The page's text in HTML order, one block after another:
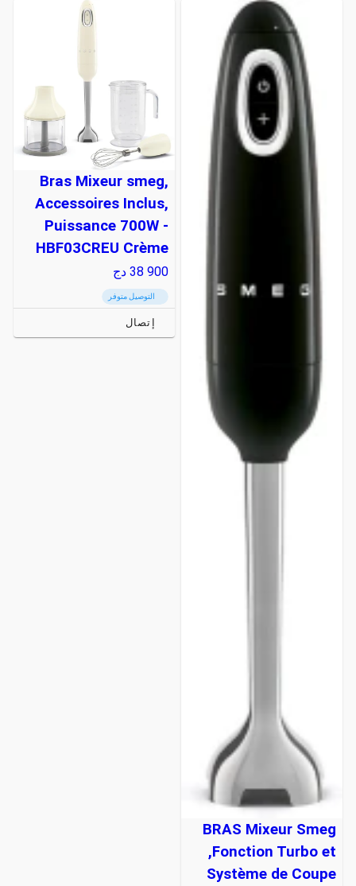
BRAS Mixeur Smeg
,Fonction Turbo et
Système de Coupe
Bras Mixeur smeg,
Accessoires Inclus,
Puissance 700W -
HBF03CREU Crème
38 900 دج
التوصيل متوفر
إتصال